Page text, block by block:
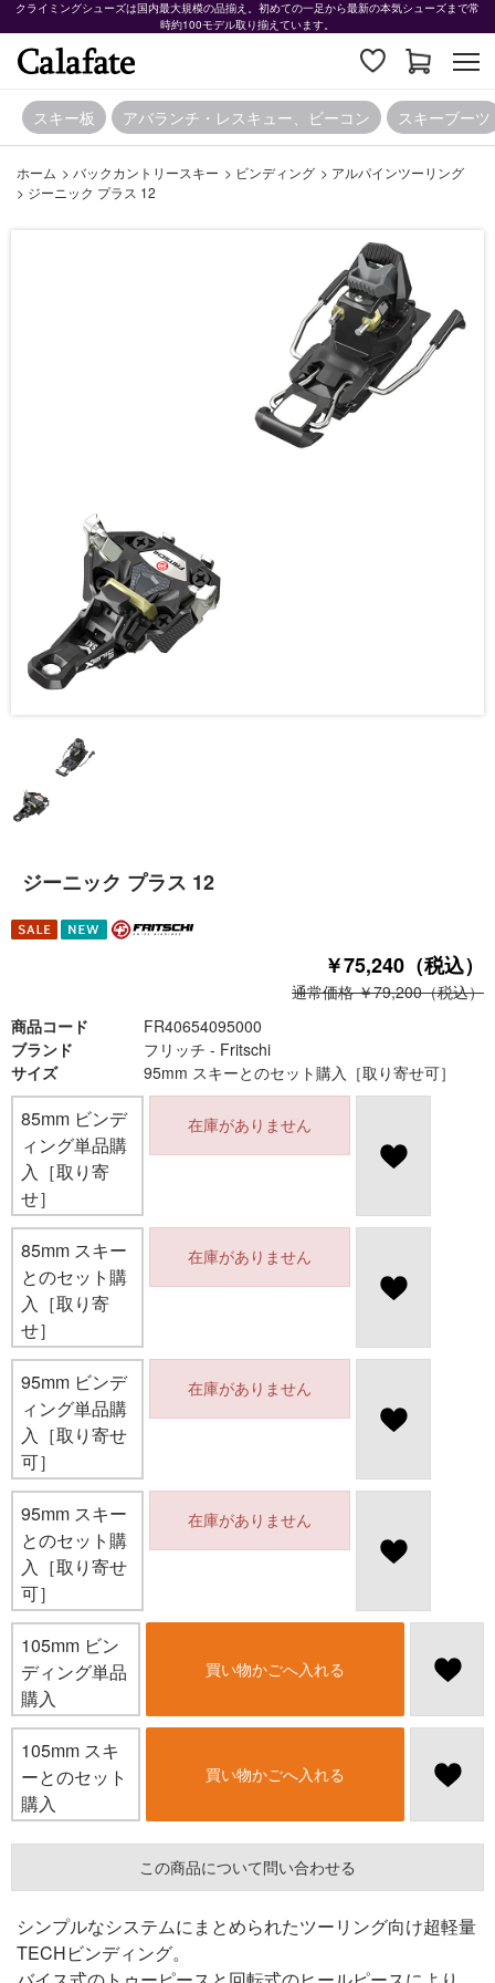
クライミングシューズは国内最大規模の品揃え。初めての一足から最新の本気シューズまで常
時約100モデル取り揃えています。
スキー板 アバランチ・レスキュー、ビーコン スキーブーツ
ホーム > バックカントリースキー > ビンディング > アルパインツーリング
> ジーニック プラス 12
ジーニック プラス 12
￥75,240（税込）
通常価格 ￥79,200（税込）
商品コード
FR40654095000
ブランド
フリッチ - Fritschi
サイズ
95mm スキーとのセット購入［取り寄せ可］
85mm ビンデ
ィング単品購
入［取り寄
せ］
在庫がありません
85mm スキー
とのセット購
入［取り寄
せ］
在庫がありません
95mm ビンデ
ィング単品購
入［取り寄せ
可］
在庫がありません
95mm スキー
とのセット購
入［取り寄せ
可］
在庫がありません
105mm ビン
ディング単品
購入
買い物かごへ入れる
105mm スキ
ーとのセット
購入
買い物かごへ入れる
この商品について問い合わせる
シンプルなシステムにまとめられたツーリング向け超軽量
TECHビンディング。